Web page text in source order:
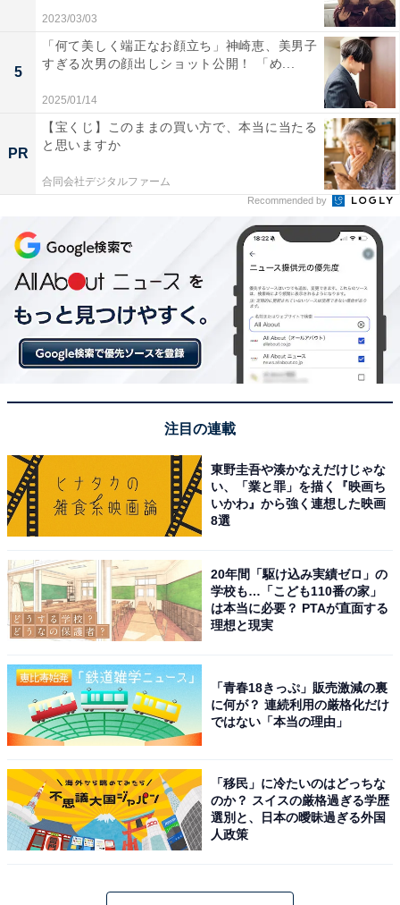
2023/03/03
5
「何て美しく端正なお顔立ち」神崎恵、美男子
すぎる次男の顔出しショット公開！ 「め...
2025/01/14
PR
【宝くじ】このままの買い方で、本当に当たる
と思いますか
合同会社デジタルファーム
Recommended by
注目の連載
東野圭吾や湊かなえだけじゃな
い、「業と罪」を描く『映画ち
いかわ』から強く連想した映画
8選
20年間「駆け込み実績ゼロ」の
学校も…「こども110番の家」
は本当に必要？ PTAが直面する
理想と現実
「青春18きっぷ」販売激減の裏
に何が？ 連続利用の厳格化だけ
ではない「本当の理由」
「移民」に冷たいのはどっちな
のか？ スイスの厳格過ぎる学歴
選別と、日本の曖昧過ぎる外国
人政策